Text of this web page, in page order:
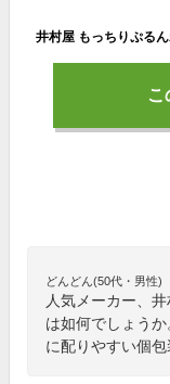
こ
どんどん(50代・男性)
人気メーカー、
は如何でしょう
に配りやすい個